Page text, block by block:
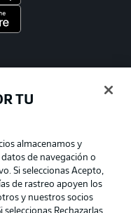
TU
almacenamos y
de navegación o
Si seleccionas Acepto,
de rastreo apoyen los
y nuestros socios